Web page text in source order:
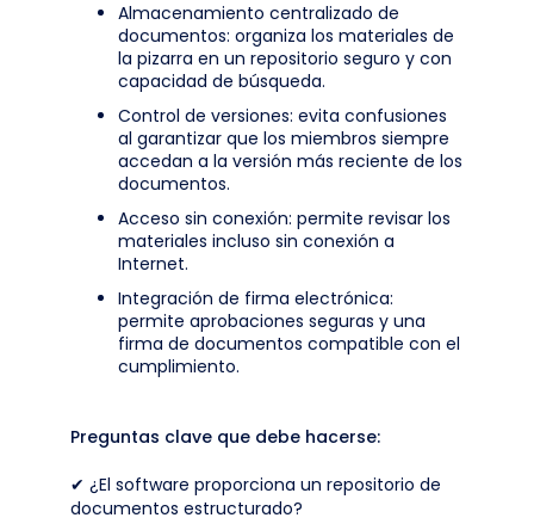
Almacenamiento centralizado de
documentos: organiza los materiales de
la pizarra en un repositorio seguro y con
capacidad de búsqueda.
Control de versiones: evita confusiones
al garantizar que los miembros siempre
accedan a la versión más reciente de los
documentos.
Acceso sin conexión: permite revisar los
materiales incluso sin conexión a
Internet.
Integración de firma electrónica:
permite aprobaciones seguras y una
firma de documentos compatible con el
cumplimiento.
Preguntas clave que debe hacerse:
✔ ¿El software proporciona un repositorio de
documentos estructurado?